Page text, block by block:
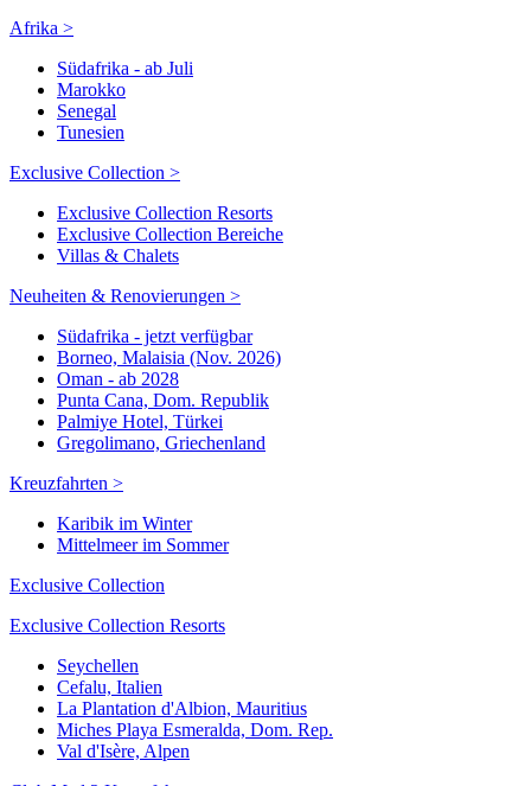
Afrika >
Südafrika - ab Juli
Marokko
Senegal
Tunesien
Exclusive Collection >
Exclusive Collection Resorts
Exclusive Collection Bereiche
Villas & Chalets
Neuheiten & Renovierungen >
Südafrika - jetzt verfügbar
Borneo, Malaisia (Nov. 2026)
Oman - ab 2028
Punta Cana, Dom. Republik
Palmiye Hotel, Türkei
Gregolimano, Griechenland
Kreuzfahrten >
Karibik im Winter
Mittelmeer im Sommer
Exclusive Collection
Exclusive Collection Resorts
Seychellen
Cefalu, Italien
La Plantation d'Albion, Mauritius
Miches Playa Esmeralda, Dom. Rep.
Val d'Isère, Alpen